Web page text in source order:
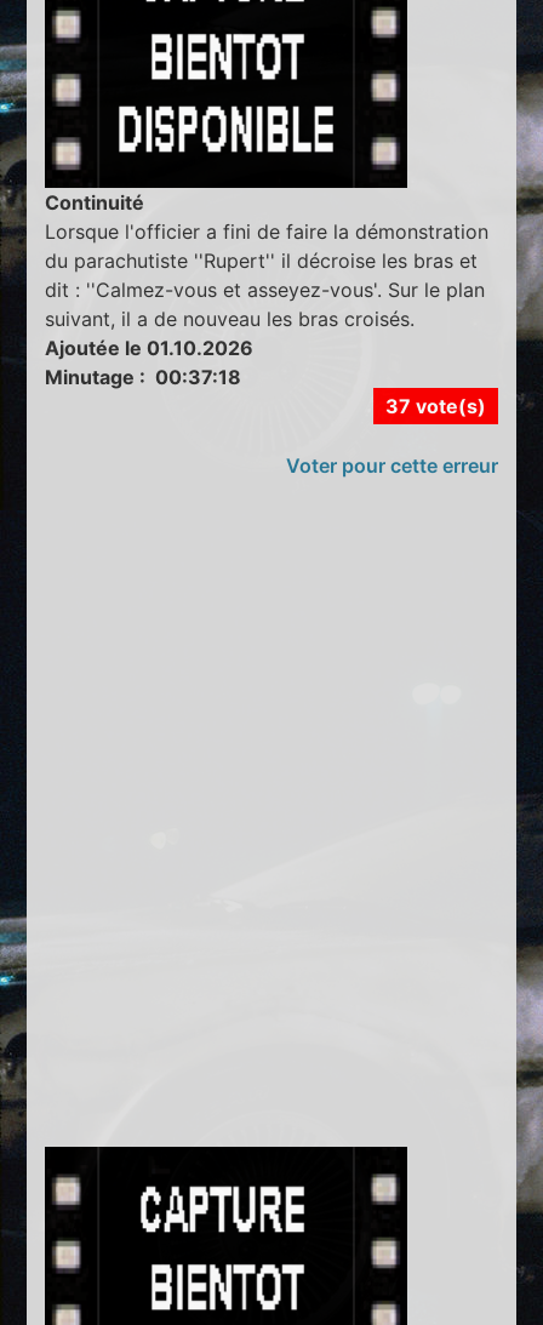
Continuité
Lorsque l'officier a fini de faire la démonstration
du parachutiste ''Rupert'' il décroise les bras et
dit : ''Calmez-vous et asseyez-vous'. Sur le plan
suivant, il a de nouveau les bras croisés.
Ajoutée le 01.10.2026
Minutage : 00:37:18
37 vote(s)
Voter pour cette erreur